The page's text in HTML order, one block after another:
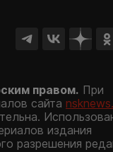
правом. При
сайта
издания
разрешения